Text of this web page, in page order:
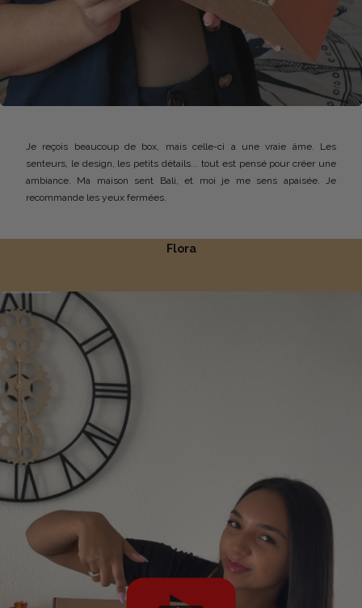
Je reçois beaucoup de box, mais celle-ci a une vraie âme. Les
senteurs, le design, les petits détails... tout est pensé pour créer une
ambiance. Ma maison sent Bali, et moi je me sens apaisée. Je
recommande les yeux fermées.
Flora